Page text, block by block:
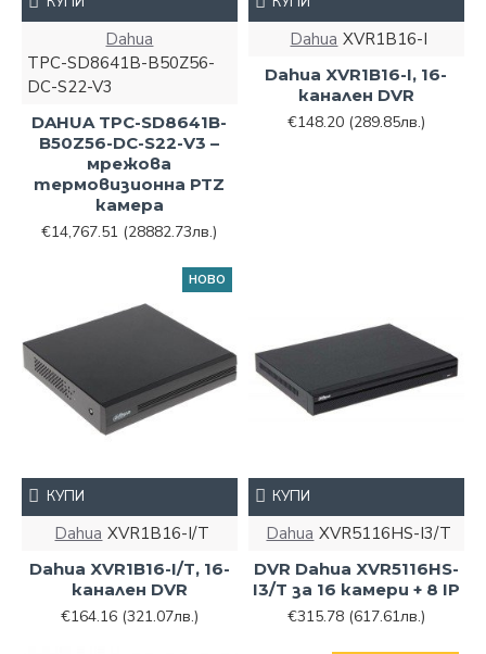
Dahua
TPC-SD8641B-B50Z56-
DC-S22-V3
DAHUA TPC-SD8641B-
B50Z56-DC-S22-V3 –
мрежова
термовизионна PTZ
камера
€14,767.51 (28882.73лв.)
Dahua XVR1B16-I
Dahua XVR1B16-I, 16-
канален DVR
€148.20 (289.85лв.)
НОВО
Dahua XVR1B16-I/T
Dahua XVR1B16-I/T, 16-
канален DVR
€164.16 (321.07лв.)
КУПИ
Dahua XVR5116HS-I3/T
DVR Dahua XVR5116HS-
I3/T за 16 камери + 8 IP
€315.78 (617.61лв.)
КУПИ